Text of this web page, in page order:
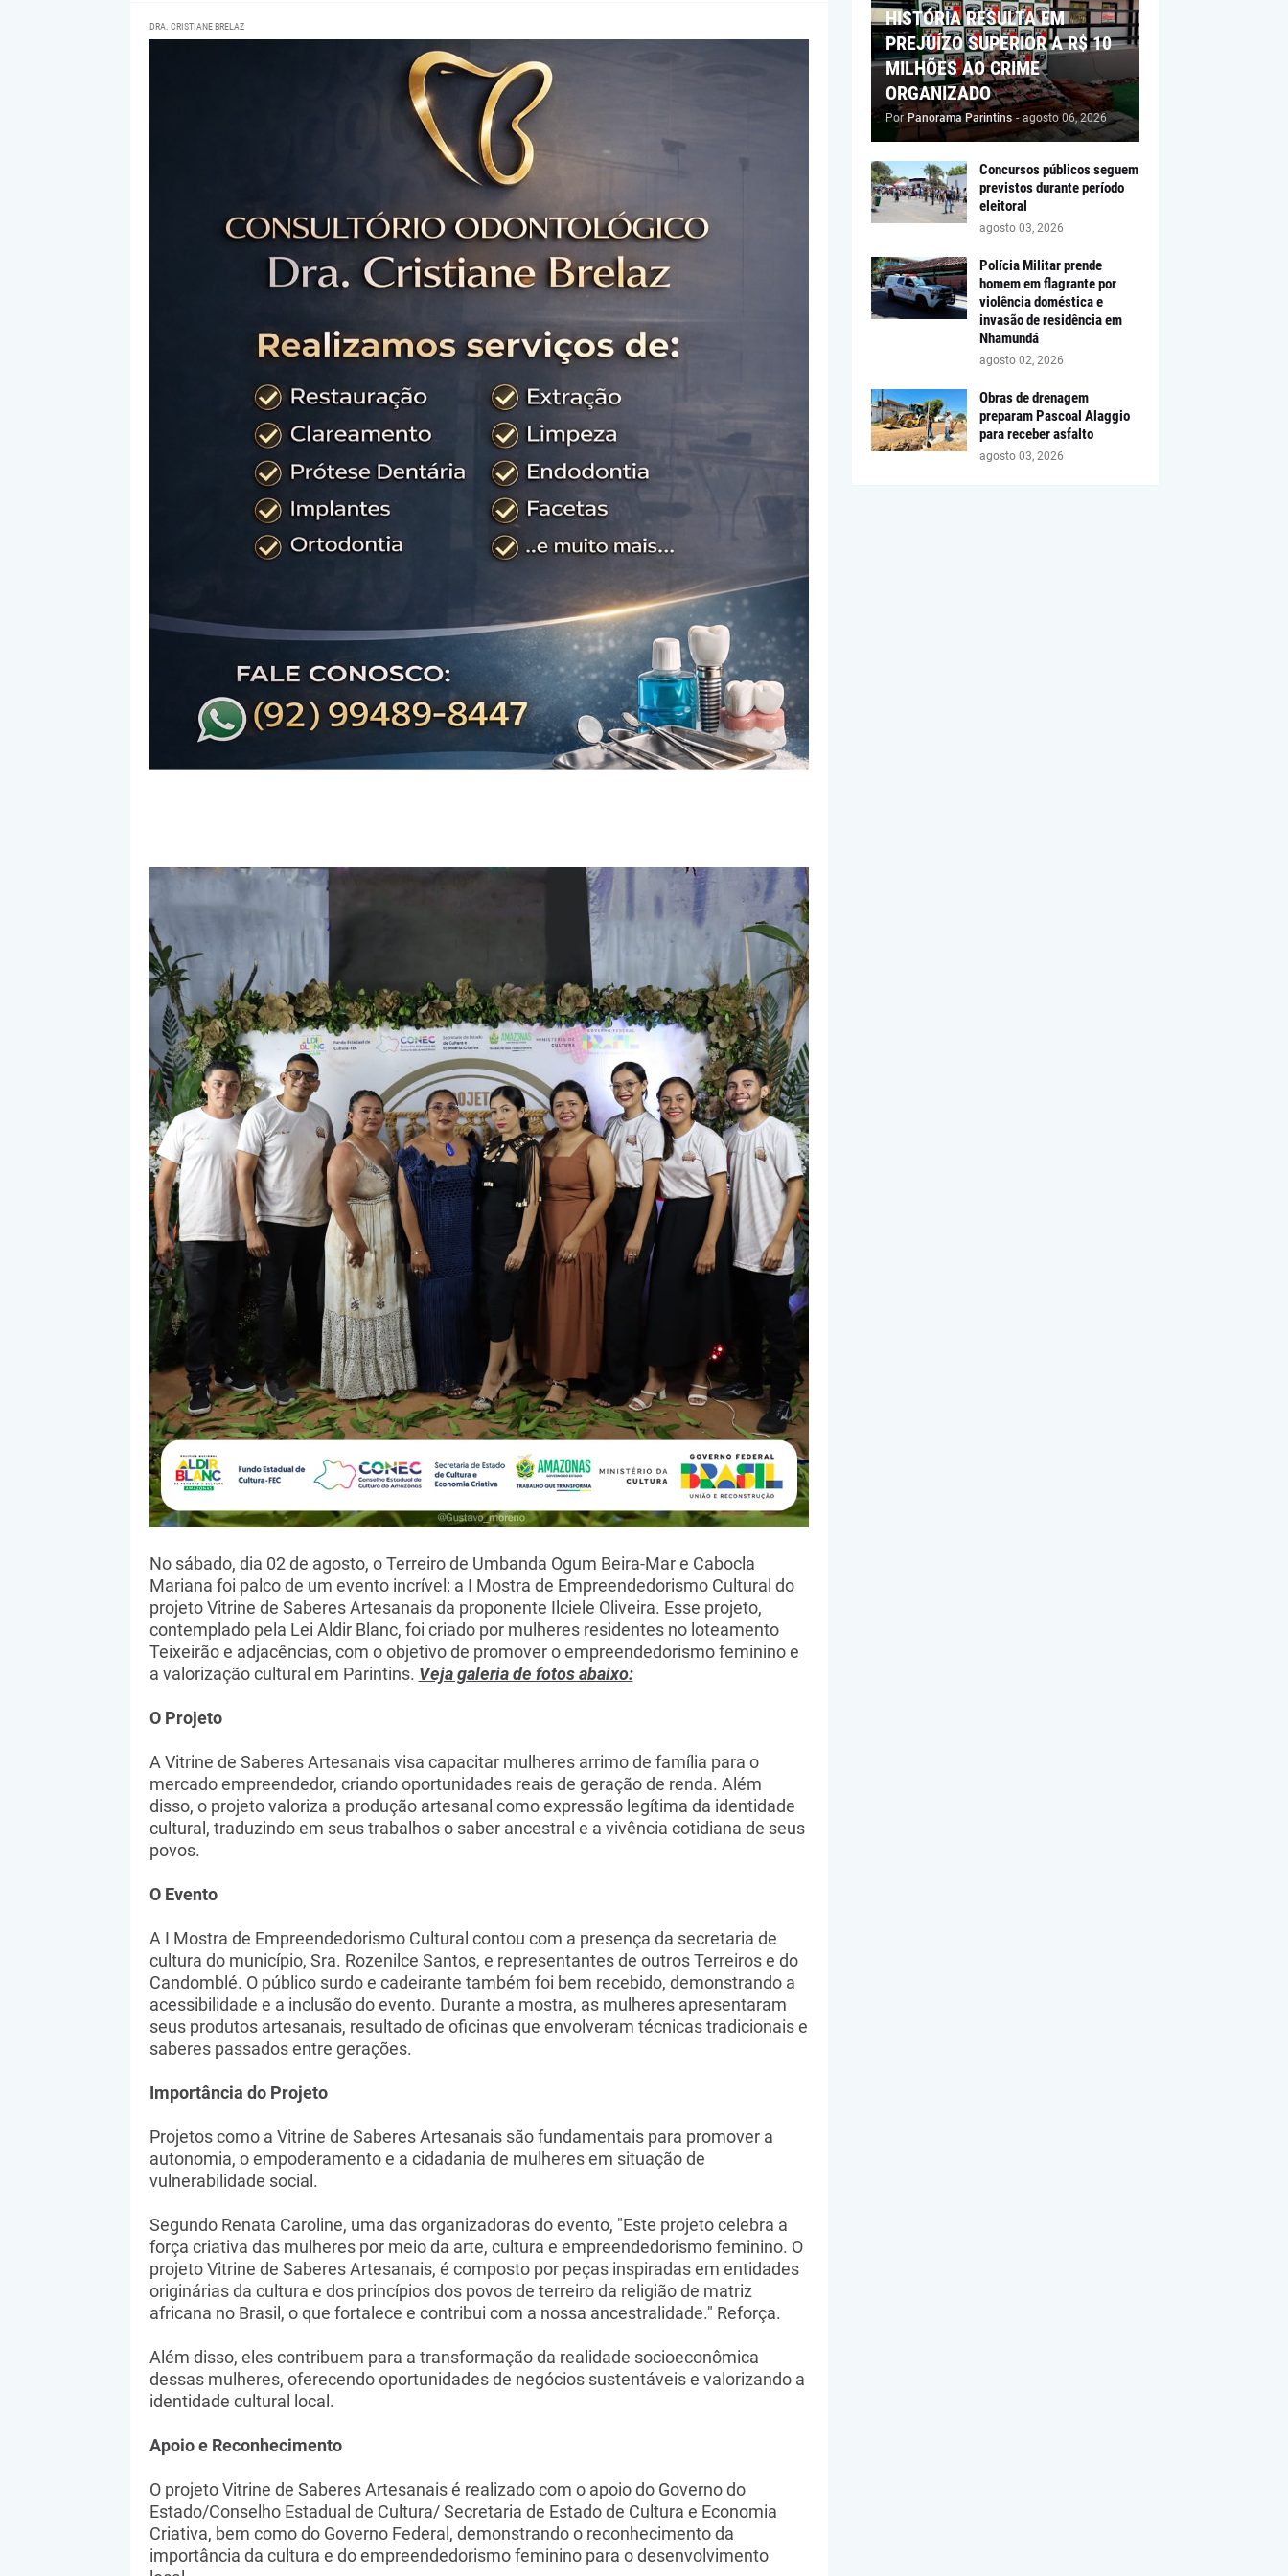
DRA. CRISTIANE BRELAZ
No sábado, dia 02 de agosto, o Terreiro de Umbanda Ogum Beira-Mar e Cabocla
Mariana foi palco de um evento incrível: a I Mostra de Empreendedorismo Cultural do
projeto Vitrine de Saberes Artesanais da proponente Ilciele Oliveira. Esse projeto,
contemplado pela Lei Aldir Blanc, foi criado por mulheres residentes no loteamento
Teixeirão e adjacências, com o objetivo de promover o empreendedorismo feminino e
a valorização cultural em Parintins. Veja galeria de fotos abaixo:
O Projeto
A Vitrine de Saberes Artesanais visa capacitar mulheres arrimo de família para o
mercado empreendedor, criando oportunidades reais de geração de renda. Além
disso, o projeto valoriza a produção artesanal como expressão legítima da identidade
cultural, traduzindo em seus trabalhos o saber ancestral e a vivência cotidiana de seus
povos.
O Evento
A I Mostra de Empreendedorismo Cultural contou com a presença da secretaria de
cultura do município, Sra. Rozenilce Santos, e representantes de outros Terreiros e do
Candomblé. O público surdo e cadeirante também foi bem recebido, demonstrando a
acessibilidade e a inclusão do evento. Durante a mostra, as mulheres apresentaram
seus produtos artesanais, resultado de oficinas que envolveram técnicas tradicionais e
saberes passados entre gerações.
Importância do Projeto
Projetos como a Vitrine de Saberes Artesanais são fundamentais para promover a
autonomia, o empoderamento e a cidadania de mulheres em situação de
vulnerabilidade social.
Segundo Renata Caroline, uma das organizadoras do evento, "Este projeto celebra a
força criativa das mulheres por meio da arte, cultura e empreendedorismo feminino. O
projeto Vitrine de Saberes Artesanais, é composto por peças inspiradas em entidades
originárias da cultura e dos princípios dos povos de terreiro da religião de matriz
africana no Brasil, o que fortalece e contribui com a nossa ancestralidade." Reforça.
Além disso, eles contribuem para a transformação da realidade socioeconômica
dessas mulheres, oferecendo oportunidades de negócios sustentáveis e valorizando a
identidade cultural local.
Apoio e Reconhecimento
O projeto Vitrine de Saberes Artesanais é realizado com o apoio do Governo do
Estado/Conselho Estadual de Cultura/ Secretaria de Estado de Cultura e Economia
Criativa, bem como do Governo Federal, demonstrando o reconhecimento da
importância da cultura e do empreendedorismo feminino para o desenvolvimento
HISTÓRIA RESULTA EM
PREJUÍZO SUPERIOR A R$ 10
MILHÕES AO CRIME
ORGANIZADO
Por Panorama Parintins - agosto 06, 2026
Concursos públicos seguem
previstos durante período
eleitoral
agosto 03, 2026
Polícia Militar prende
homem em flagrante por
violência doméstica e
invasão de residência em
Nhamundá
agosto 02, 2026
Obras de drenagem
preparam Pascoal Alaggio
para receber asfalto
agosto 03, 2026